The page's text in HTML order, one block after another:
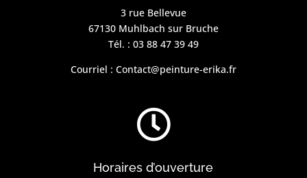
3 rue Bellevue
67130 Muhlbach sur Bruche
Tél. : 03 88 47 39 49
Courriel : Contact@peinture-erika.fr

Horaires d’ouverture